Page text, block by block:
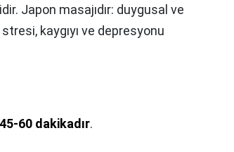
Japon masajıdır: duygusal ve
kaygıyı ve depresyonu
45-60 dakikadır.